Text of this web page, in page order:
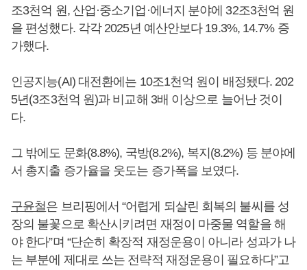
조3천억 원, 산업·중소기업·에너지 분야에 32조3천억 원
을 편성했다. 각각 2025년 예산안보다 19.3%, 14.7% 증
가했다.
인공지능(AI) 대전환에는 10조1천억 원이 배정됐다. 202
5년(3조3천억 원)과 비교해 3배 이상으로 늘어난 것이
다.
그 밖에도 문화(8.8%), 국방(8.2%), 복지(8.2%) 등 분야에
서 총지출 증가율을 웃도는 증가폭을 보였다.
구윤철은 브리핑에서 “어렵게 되살린 회복의 불씨를 성
장의 불꽃으로 확산시키려면 재정이 마중물 역할을 해
야 한다”며 “단순히 확장적 재정운용이 아니라 성과가 나
는 부분에 제대로 쓰는 전략적 재정운용이 필요하다”고